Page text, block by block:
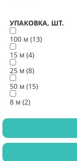
УПАКОВКА, ШТ.
100 м (13)
15 м (4)
25 м (8)
50 м (15)
8 м (2)